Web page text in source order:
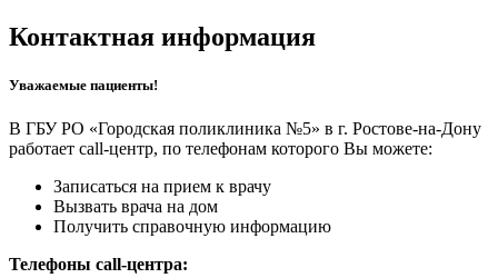
Контактная информация
Уважаемые пациенты!
В ГБУ РО «Городская поликлиника №5» в г. Ростове-на-Дону
работает call-центр, по телефонам которого Вы можете:
Записаться на прием к врачу
Вызвать врача на дом
Получить справочную информацию
Телефоны call-центра: